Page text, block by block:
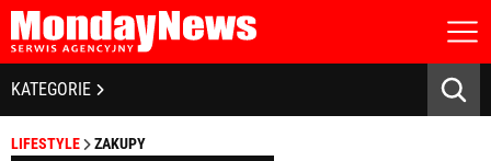
STRONA GŁÓWNA
O NAS
POLITYKA PRYWATNOŚCI
REGULAMIN
KATEGORIE
BIZNES I GOSPODARKA
BANKOWOŚĆ I FINANSE
LIFESTYLE
ZAKUPY